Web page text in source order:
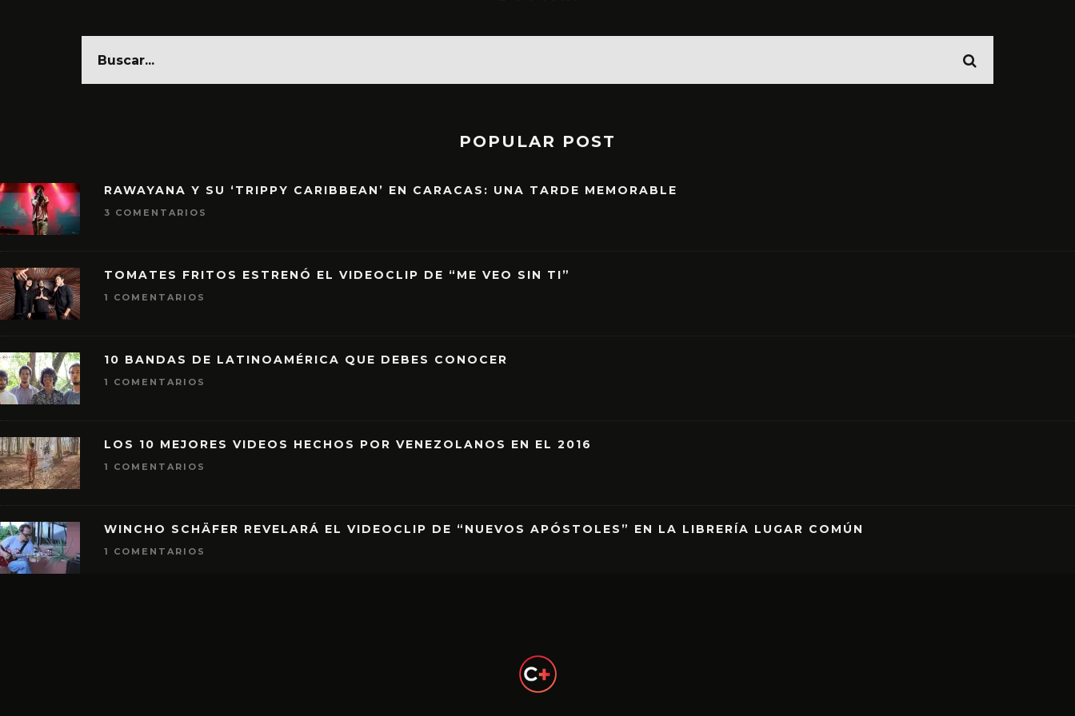
POPULAR POST
RAWAYANA Y SU ‘TRIPPY CARIBBEAN’ EN CARACAS: UNA TARDE MEMORABLE
3 COMENTARIOS
TOMATES FRITOS ESTRENÓ EL VIDEOCLIP DE “ME VEO SIN TI”
1 COMENTARIOS
10 BANDAS DE LATINOAMÉRICA QUE DEBES CONOCER
1 COMENTARIOS
LOS 10 MEJORES VIDEOS HECHOS POR VENEZOLANOS EN EL 2016
1 COMENTARIOS
WINCHO SCHÄFER REVELARÁ EL VIDEOCLIP DE “NUEVOS APÓSTOLES” EN LA LIBRERÍA LUGAR COMÚN
1 COMENTARIOS